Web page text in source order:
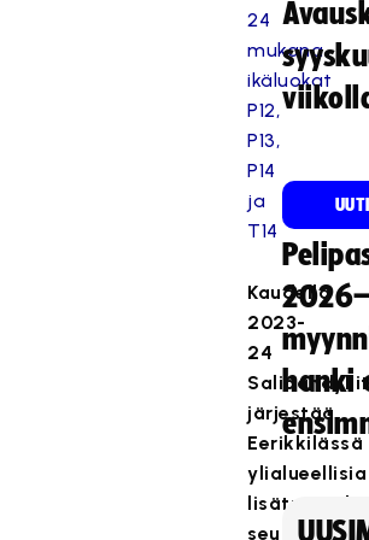
24
mukana
ikäluokat
P12,
P13,
P14
ja
T14
Kaudella
2023-
24
järjestää
Eerikkilässä
ylialueellisia
seuraavasti:
hanki